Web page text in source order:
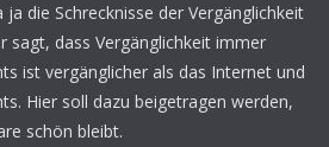
die Schrecknisse der Vergänglichkeit
sagt, dass Vergänglichkeit immer
ist vergänglicher als das Internet und
Hier soll dazu beigetragen werden,
schön bleibt.